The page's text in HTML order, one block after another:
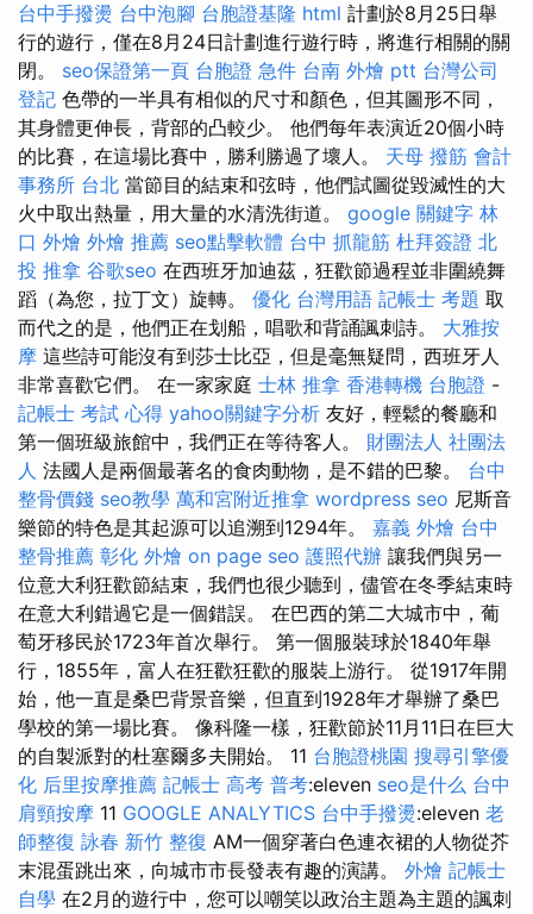
台中手撥燙 台中泡腳 台胞證基隆 html 計劃於8月25日舉
行的遊行，僅在8月24日計劃進行遊行時，將進行相關的關
閉。 seo保證第一頁 台胞證 急件 台南 外燴 ptt 台灣公司
登記 色帶的一半具有相似的尺寸和顏色，但其圖形不同，
其身體更伸長，背部的凸較少。 他們每年表演近20個小時
的比賽，在這場比賽中，勝利勝過了壞人。 天母 撥筋 會計
事務所 台北 當節目的結束和弦時，他們試圖從毀滅性的大
火中取出熱量，用大量的水清洗街道。 google 關鍵字 林
口 外燴 外燴 推薦 seo點擊軟體 台中 抓龍筋 杜拜簽證 北
投 推拿 谷歌seo 在西班牙加迪茲，狂歡節過程並非圍繞舞
蹈（為您，拉丁文）旋轉。 優化 台灣用語 記帳士 考題 取
而代之的是，他們正在划船，唱歌和背誦諷刺詩。 大雅按
摩 這些詩可能沒有到莎士比亞，但是毫無疑問，西班牙人
非常喜歡它們。 在一家家庭 士林 推拿 香港轉機 台胞證 -
記帳士 考試 心得 yahoo關鍵字分析 友好，輕鬆的餐廳和
第一個班級旅館中，我們正在等待客人。 財團法人 社團法
人 法國人是兩個最著名的食肉動物，是不錯的巴黎。 台中
整骨價錢 seo教學 萬和宮附近推拿 wordpress seo 尼斯音
樂節的特色是其起源可以追溯到1294年。 嘉義 外燴 台中
整骨推薦 彰化 外燴 on page seo 護照代辦 讓我們與另一
位意大利狂歡節結束，我們也很少聽到，儘管在冬季結束時
在意大利錯過它是一個錯誤。 在巴西的第二大城市中，葡
萄牙移民於1723年首次舉行。 第一個服裝球於1840年舉
行，1855年，富人在狂歡狂歡的服裝上游行。 從1917年開
始，他一直是桑巴背景音樂，但直到1928年才舉辦了桑巴
學校的第一場比賽。 像科隆一樣，狂歡節於11月11日在巨大
的自製派對的杜塞爾多夫開始。 11 台胞證桃園 搜尋引擎優
化 后里按摩推薦 記帳士 高考 普考:eleven seo是什么 台中
肩頸按摩 11 GOOGLE ANALYTICS 台中手撥燙:eleven 老
師整復 詠春 新竹 整復 AM一個穿著白色連衣裙的人物從芥
末混蛋跳出來，向城市市長發表有趣的演講。 外燴 記帳士
自學 在2月的遊行中，您可以嘲笑以政治主題為主題的諷刺